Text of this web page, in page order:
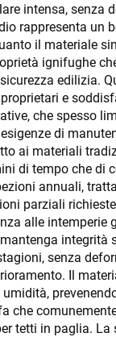
intensa, senza
rappresenta un
il materiale
ignifughe
edilizia.
e
che spesso
di
ai materiali
di tempo che di
annuali,
parziali
alle intemperie
integrità
senza
Il
che
tetti in paglia. La